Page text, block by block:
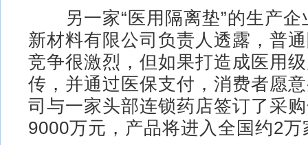
另一家“医用隔离垫”的生产企
新材料有限公司负责人透露，普
竞争很激烈，但如果打造成医用
传，并通过医保支付，消费者愿
司与一家头部连锁药店签订了采
9000万元，产品将进入全国约2万